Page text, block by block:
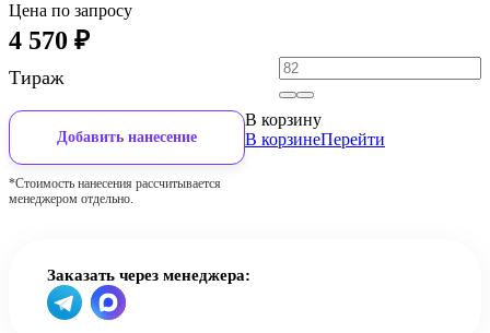
Цена по запросу
4 570 ₽
Тираж
Добавить нанесение
*Стоимость нанесения рассчитывается
менеджером отдельно.
В корзину
В корзинеПерейти
Заказать через менеджера: